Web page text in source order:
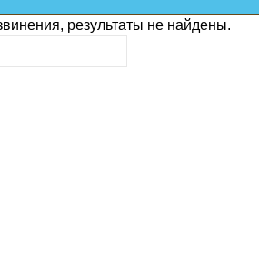
результаты не найдены.